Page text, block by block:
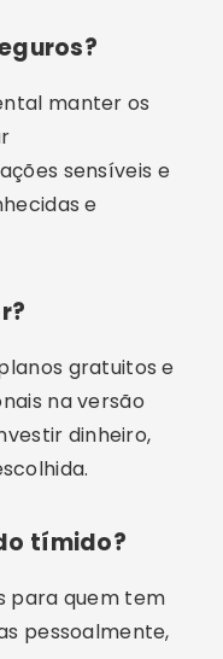
manter os
sensíveis e
e
gratuitos e
na versão
dinheiro,
tímido?
para quem tem
pessoalmente,